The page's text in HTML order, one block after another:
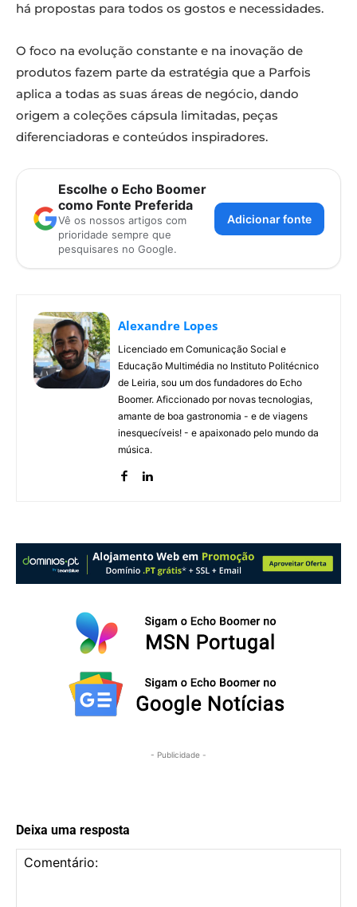
há propostas para todos os gostos e necessidades.
O foco na evolução constante e na inovação de
produtos fazem parte da estratégia que a Parfois
aplica a todas as suas áreas de negócio, dando
origem a coleções cápsula limitadas, peças
diferenciadoras e conteúdos inspiradores.
Escolhe o Echo Boomer
como Fonte Preferida
Vê os nossos artigos com
prioridade sempre que
pesquisares no Google.
Adicionar fonte
Alexandre Lopes
Licenciado em Comunicação Social e
Educação Multimédia no Instituto Politécnico
de Leiria, sou um dos fundadores do Echo
Boomer. Aficcionado por novas tecnologias,
amante de boa gastronomia - e de viagens
inesquecíveis! - e apaixonado pelo mundo da
música.
- Publicidade -
Deixa uma resposta